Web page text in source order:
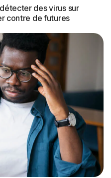
des virus sur
contre de futures